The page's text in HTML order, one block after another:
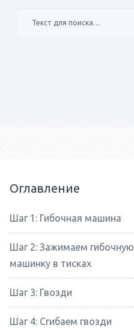
Текст для поиска…
Оглавление
Шаг 1: Гибочная машина
Шаг 2: Зажимаем гибочную
машинку в тисках
Шаг 3: Гвозди
Шаг 4: Сгибаем гвозди